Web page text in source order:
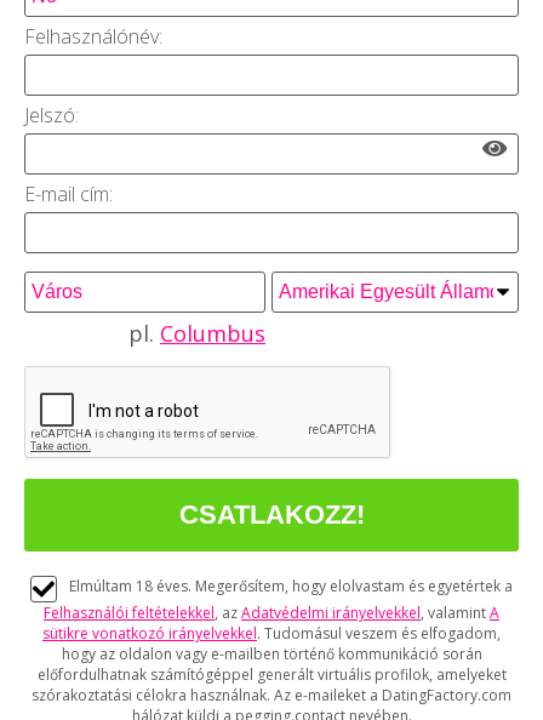
Felhasználónév:
Jelszó:
E-mail cím:
pl. Columbus
Elmúltam 18 éves. Megerősítem, hogy elolvastam és egyetértek a
Felhasználói feltételekkel, azAdatvédelmi irányelvekkel, valamintA
sütikre vonatkozó irányelvekkel. Tudomásul veszem és elfogadom,
hogy az oldalon vagy e-mailben történő kommunikáció során
előfordulhatnak számítógéppel generált virtuális profilok, amelyeket
szórakoztatási célokra használnak. Az e-maileket a DatingFactory.com